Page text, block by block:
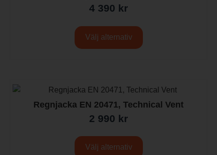
4 390 kr
Välj alternativ
Regnjacka EN 20471, Technical Vent
2 990 kr
Välj alternativ